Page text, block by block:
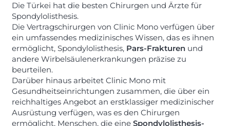
Die Türkei hat die besten Chirurgen und Ärzte für
Spondylolisthesis.
Die Vertragschirurgen von Clinic Mono verfügen über
ein umfassendes medizinisches Wissen, das es ihnen
ermöglicht, Spondylolisthesis, Pars-Frakturenund
andere Wirbelsäulenerkrankungen präzise zu
beurteilen.
Darüber hinaus arbeitet Clinic Mono mit
Gesundheitseinrichtungen zusammen, die über ein
reichhaltiges Angebot an erstklassiger medizinischer
Ausrüstung verfügen, was es den Chirurgen
ermöglicht, Menschen, die eine Spondylolisthesis-